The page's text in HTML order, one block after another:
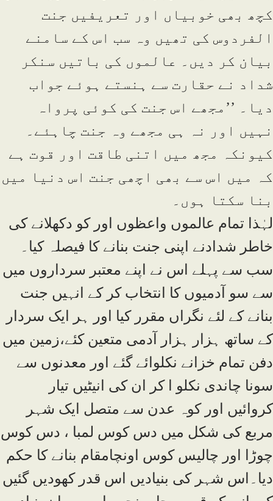
کچھ بھی خوبیاں اور تعریفیں جنت
الفردوس کی تھیں وہ سب اس کے سامنے
بیان کر دیں۔ عالموں کی باتیں سنکر
شداد نے حقارت سے ہنستے ہوئے جواب
دیا۔ ’’مجھے اس جنت کی کوئی پرواہ
نہیں اور نہ ہی مجھے وہ جنت چاہئے۔
کیونکہ مجھ میں اتنی طاقت اور قوت ہے
کہ میں اس سے بھی اچھی جنت اس دنیا میں
بنا سکتا ہوں۔
لہٰذا تمام عالموں واعظوں اور کو دکھلانے کی
خاطر شدادنے اپنی جنت بنانے کا فیصلہ کیا۔
سب سے پہلے اس نے اپنے معتبر سرداروں میں
سے سو آدمیوں کا انتخاب کر کے انہیں جنت
بنانے کے لئے نگراں مقرر کیا اور ہر ایک سردار
کے ساتھ ہزار ہزار آدمی متعین کئے،زمین میں
دفن تمام خزانے نکلوائے گئے اور معدنوں سے
سونا چاندی نکلو ا کر ان کی انیٹیں تیار
کروائیں اور کوہ عدن سے متصل ایک شہر
مربع کی شکل میں دس کوس لمبا ، دس کوس
چوڑا اور چالیس کوس اونچامقام بنانے کا حکم
دیا۔اس شہر کی بنیادیں اس قدر کھودیں گئیں